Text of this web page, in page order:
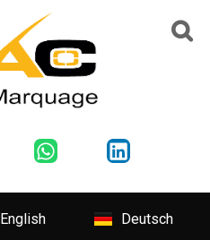
English Deutsch